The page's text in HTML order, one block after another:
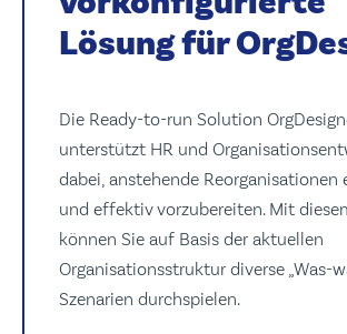
Lösung für
Die Ready-to-run Solution
unterstützt HR und
dabei, anstehende
und effektiv vorzubereiten. Mit
können Sie auf Basis der aktuellen
Organisationsstruktur diverse „Was-
Szenarien durchspielen.